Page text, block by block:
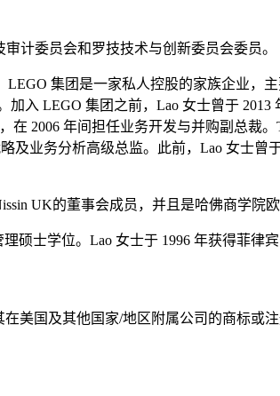
计委员会和罗技技术与创新委员会委员。
集团是一家私人控股的家族企业，
入 LEGO 集团之前，Lao 女士曾于 2013
2006 年间担任业务开发与并购副总裁
业务分析高级总监。此前，Lao 女士曾
UK的董事会成员，并且是哈佛商学院
硕士学位。Lao 女士于 1996 年获得菲律宾
美国及其他国家/地区附属公司的商标或